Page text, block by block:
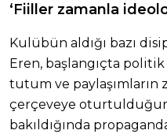
‘Fiiller zamanla
Kulübün aldığı bazı
Eren, başlangıçta
tutum ve paylaşımların
çerçeveye
bakıldığında